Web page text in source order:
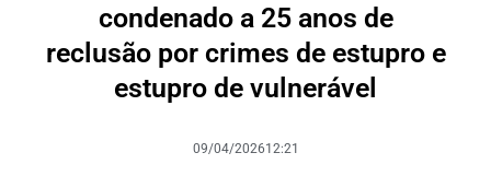
condenado a 25 anos de
reclusão por crimes de estupro e
estupro de vulnerável
09/04/202612:21